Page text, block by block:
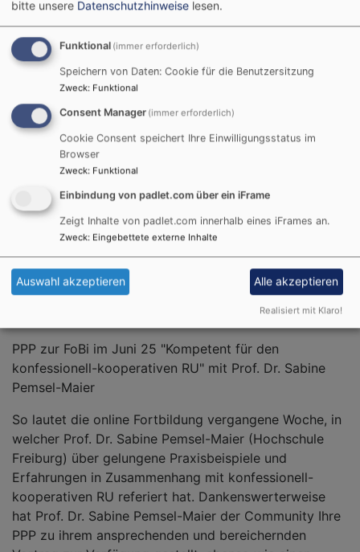
Am 26. Juni 2025 fand in Kooperation der
Universitäten, des IRL sowie des RPZ die online
Fortbildung "Kompetent für den konfessionell-
kooperativen RU" mit Prof. Dr. Dr. h.c. Dorothea Sattler
(Universität Münster) statt. Nach einem sehr
informativen und bereichernden Vortrag war zudem
Raum und Zeit für einen angeregten Austausch.
Nachmittag. Erfreulicherweise hat Prof. Dr. Dr. h.c.
Dorothea Sattler der CommunityIhren Vortragzur
Veröffentlichung zur Verfügung gestellt.
PPP zur FoBi im Juni 25 "Kompetent für den
konfessionell-kooperativen RU" mit Prof. Dr. Sabine
Pemsel-Maier
So lautet die online Fortbildung vergangene Woche, in
welcher Prof. Dr. Sabine Pemsel-Maier (Hochschule
Freiburg) über gelungene Praxisbeispiele und
Erfahrungen in Zusammenhang mit konfessionell-
kooperativen RU referiert hat. Dankenswerterweise
hat Prof. Dr. Sabine Pemsel-Maier der Community Ihre
PPP zu ihrem ansprechenden und bereichernden
bitte unsere Datenschutzhinweise lesen.
Funktional (immer erforderlich)
Speichern von Daten: Cookie für die Benutzersitzung
Zweck: Funktional
Consent Manager (immer erforderlich)
Cookie Consent speichert Ihre Einwilligungsstatus im
Browser
Zweck: Funktional
Einbindung von padlet.com über ein iFrame
Zeigt Inhalte von padlet.com innerhalb eines iFrames an.
Zweck: Eingebettete externe Inhalte
Auswahl akzeptieren Alle akzeptieren
Realisiert mit Klaro!